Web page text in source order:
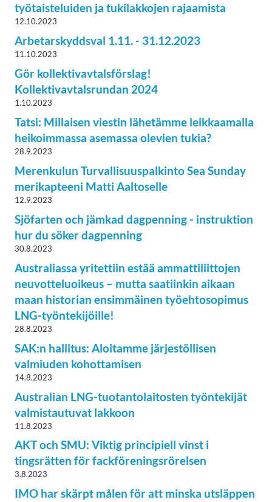
työtaisteluiden ja tukilakkojen rajaamista
12.10.2023
Arbetarskyddsval 1.11. - 31.12.2023
11.10.2023
Gör kollektivavtalsförslag!
Kollektivavtalsrundan 2024
1.10.2023
Tatsi: Millaisen viestin lähetämme leikkaamalla
heikoimmassa asemassa olevien tukia?
28.9.2023
Merenkulun Turvallisuuspalkinto Sea Sunday
merikapteeni Matti Aaltoselle
12.9.2023
Sjöfarten och jämkad dagpenning - instruktion
hur du söker dagpenning
30.8.2023
Australiassa yritettiin estää ammattiliittojen
neuvotteluoikeus – mutta saatiinkin aikaan
maan historian ensimmäinen työehtosopimus
LNG-työntekijöille!
28.8.2023
SAK:n hallitus: Aloitamme järjestöllisen
valmiuden kohottamisen
14.8.2023
Australian LNG-tuotantolaitosten työntekijät
valmistautuvat lakkoon
11.8.2023
AKT och SMU: Viktig principiell vinst i
tingsrätten för fackföreningsrörelsen
3.8.2023
IMO har skärpt målen för att minska utsläppen